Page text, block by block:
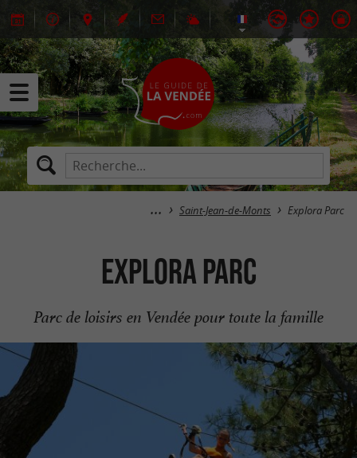
Saint-Jean-de-Monts Explora Parc
Explora Parc
Parc de loisirs en Vendée pour toute la famille